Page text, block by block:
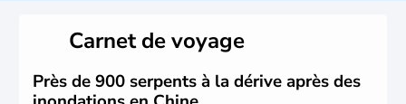
dynasties. La dynastie Qing a été la dernière à régner
jusqu'aux guerres de l'opium lorsque la Chine s'est
constituée comme nation et a retrouvé son indépendance
en 1945. Illustre pays en matière d'inventions avant-
Carnet de voyage
Près de 900 serpents à la dérive après des